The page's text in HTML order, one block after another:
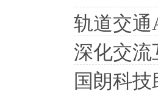
轨道交通
深化交流互
国朗科技